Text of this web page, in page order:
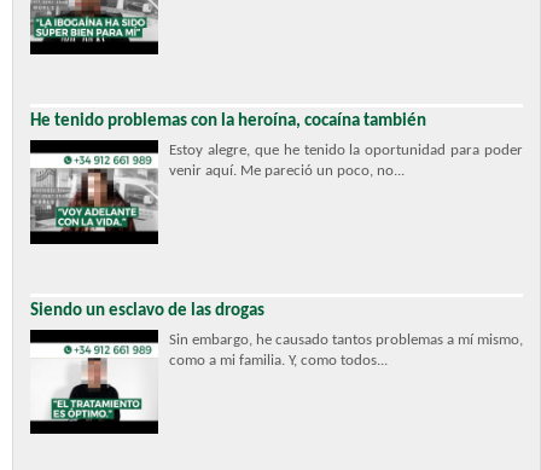
He tenido problemas con la heroína, cocaína también
Estoy alegre, que he tenido la oportunidad para poder
venir aquí. Me pareció un poco, no...
Siendo un esclavo de las drogas
Sin embargo, he causado tantos problemas a mí mismo,
como a mi familia. Y, como todos...